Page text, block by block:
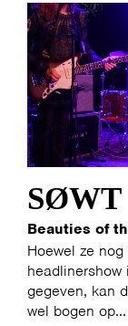
SØWT
Beauties of
Hoewel ze
headlinershow
gegeven, kan
wel bogen op...